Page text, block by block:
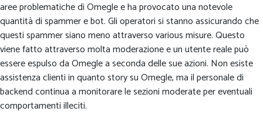
aree problematiche di Omegle e ha provocato una notevole
quantità di spammer e bot. Gli operatori si stanno assicurando che
questi spammer siano meno attraverso various misure. Questo
viene fatto attraverso molta moderazione e un utente reale può
essere espulso da Omegle a seconda delle sue azioni. Non esiste
assistenza clienti in quanto story su Omegle, ma il personale di
backend continua a monitorare le sezioni moderate per eventuali
comportamenti illeciti.